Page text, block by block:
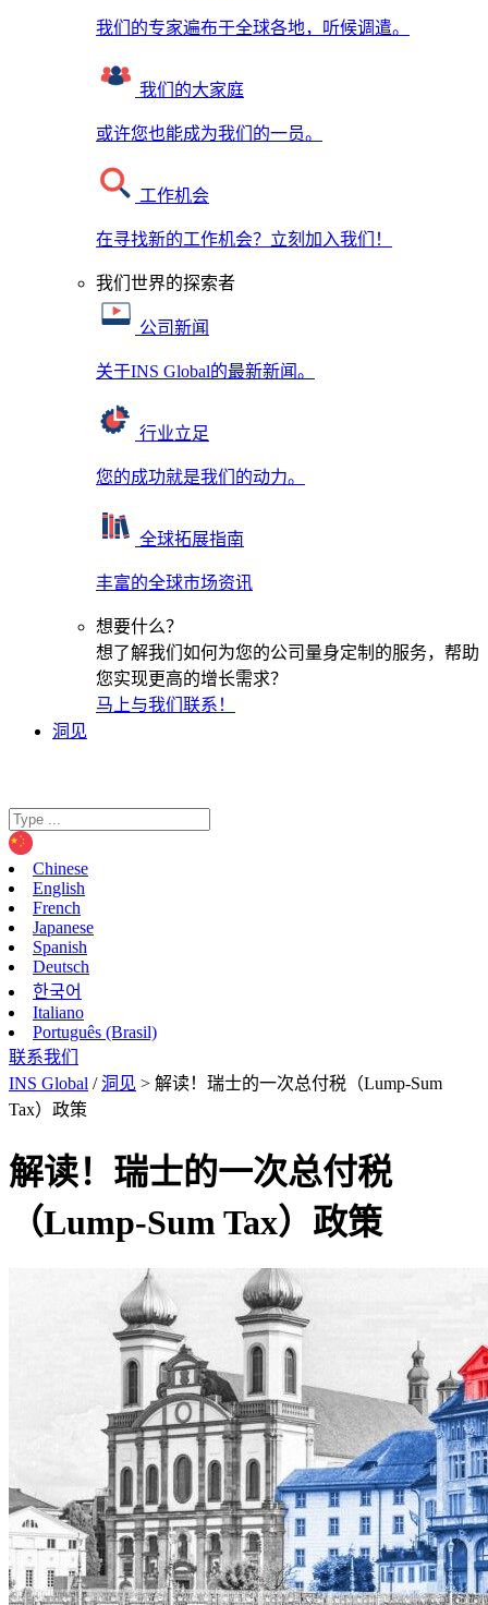
我们的专家遍布于全球各地，听候调遣。
我们的大家庭
或许您也能成为我们的一员。
工作机会
在寻找新的工作机会？立刻加入我们！
我们世界的探索者
公司新闻
关于INS Global的最新新闻。
行业立足
您的成功就是我们的动力。
全球拓展指南
丰富的全球市场资讯
想要什么？
想了解我们如何为您的公司量身定制的服务，帮助
您实现更高的增长需求？
马上与我们联系！
洞见
Chinese
English
French
Japanese
Spanish
Deutsch
한국어
Italiano
Português (Brasil)
联系我们
INS Global /洞见 > 解读！瑞士的一次总付税（Lump-Sum
Tax）政策
解读！瑞士的一次总付税
（Lump-Sum Tax）政策